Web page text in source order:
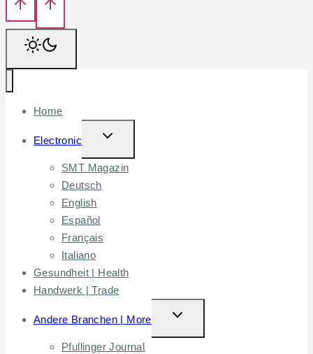
Home
Electronic
TOGGLE
CHILD
MENU
SMT Magazin
Deutsch
English
Español
Français
Italiano
Gesundheit | Health
Handwerk | Trade
Andere Branchen | More
TOGGLE
CHILD
Pfullinger Journal